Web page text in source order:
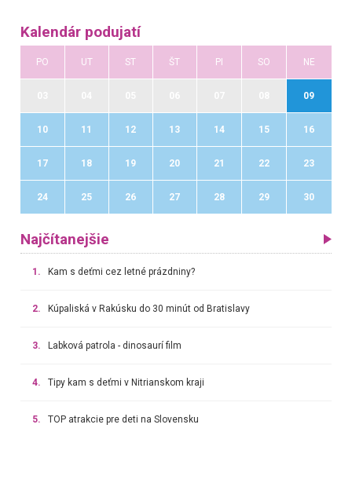
Kalendár podujatí
PO UT ST ŠT PI SO NE
09
10 11 12 13 14 15 16
17 18 19 20 21 22 23
24 25 26 27 28 29 30
Najčítanejšie
1. Kam s deťmi cez letné prázdniny?
2. Kúpaliská v Rakúsku do 30 minút od Bratislavy
3. Labková patrola - dinosaurí film
4. Tipy kam s deťmi v Nitrianskom kraji
5. TOP atrakcie pre deti na Slovensku